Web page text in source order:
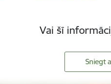
Vai šī
Sniegt